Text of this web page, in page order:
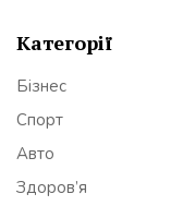
Категорії
Бізнес
Спорт
Авто
Здоров’я